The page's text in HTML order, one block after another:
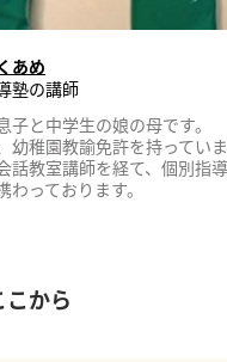
あめ
塾の講師
子と中学生の娘の母です。
幼稚園教諭免許を持っていま
話教室講師を経て、個別指
わっております。
こから